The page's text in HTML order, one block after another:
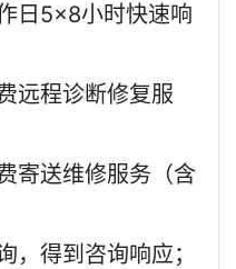
日5×8小时快速响
远程诊断修复服
寄送维修服务（含
，得到咨询响应；